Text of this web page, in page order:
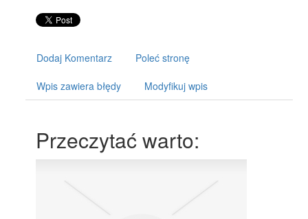
Dodaj Komentarz Poleć stronę
Wpis zawiera błędy Modyfikuj wpis
Przeczytać warto: